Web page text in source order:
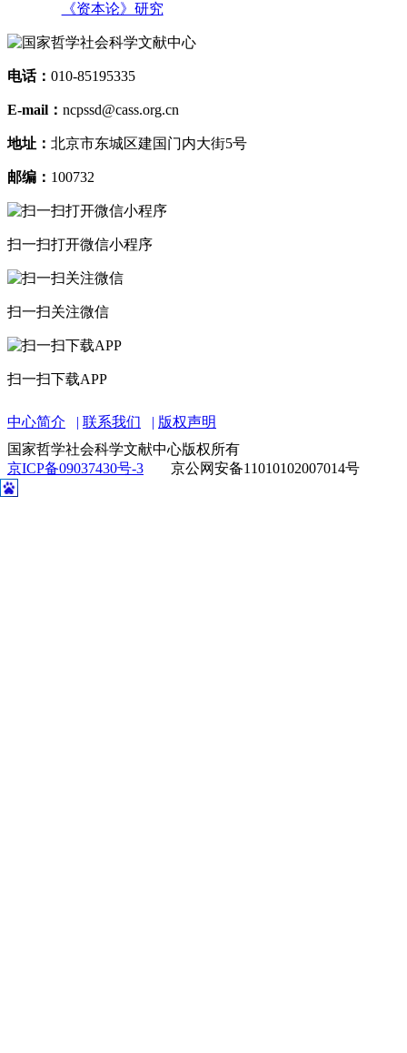
《资本论》研究
电话： 010-85195335
E-mail： ncpssd@cass.org.cn
地址： 北京市东城区建国门内大街5号
邮编： 100732
扫一扫打开微信小程序
扫一扫关注微信
扫一扫下载APP
中心简介 联系我们
版权声明
国家哲学社会科学文献中心版权所有
京ICP备09037430号-3
京公网安备11010102007014号